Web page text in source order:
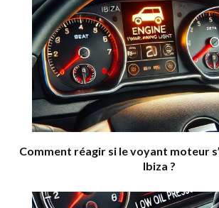
Comment réagir si le voyant moteur
Ibiza ?